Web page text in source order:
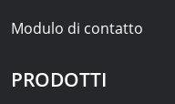
Modulo di contatto
PRODOTTI